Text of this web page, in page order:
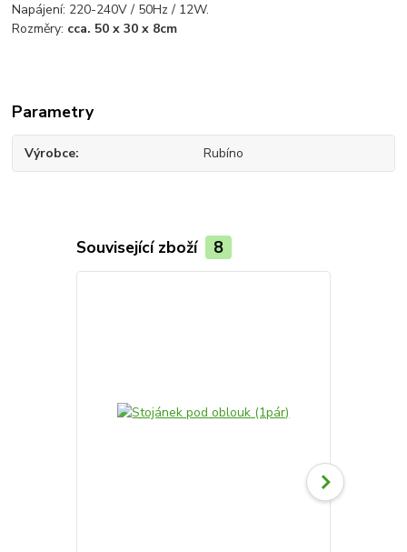
Napájení: 220-240V / 50Hz / 12W.
Rozměry: cca. 50 x 30 x 8cm
Parametry
Výrobce Rubíno
Související zboží 8